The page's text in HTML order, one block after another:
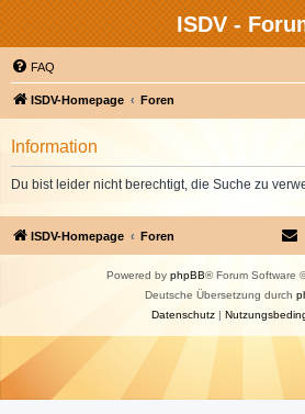
ISDV -
FAQ
ISDV-Homepage Foren
Information
Du bist leider nicht berechtigt, die Suche zu
ISDV-Homepage Foren
Powered by phpBB® Forum Software
Deutsche Übersetzung durch
Datenschutz|